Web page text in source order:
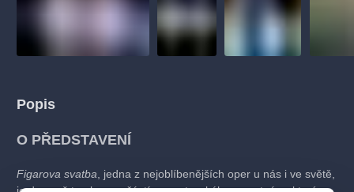
Popis
O PŘEDSTAVENÍ
Figarova svatba , jedna z nejoblíbenějších oper u nás i ve světě,